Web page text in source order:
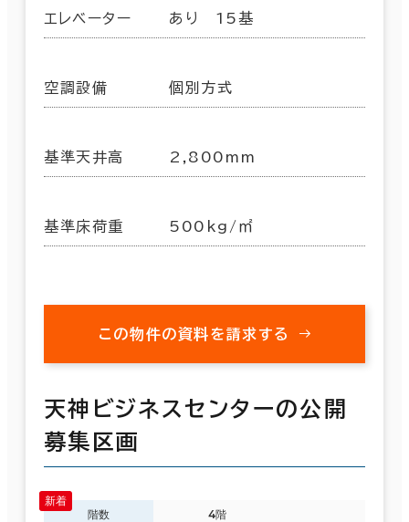
エレベーター あり 15基
空調設備 個別方式
基準天井高 2,800mm
基準床荷重 500kg/㎡
この物件の資料を請求する
天神ビジネスセンターの公開
募集区画
階数 4階